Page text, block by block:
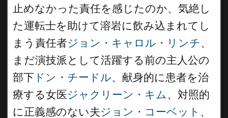
止めなかった責任を感じたのか、気絶し
た運転士を助けて溶岩に飲み込まれてし
まう責任者ジョン・キャロル・リンチ、
まだ演技派として活躍する前の主人公の
部下 ドン・チードル、献身的に患者を治
療する女医ジャクリーン・キム、対照的
に正義感のない夫ジョン・コーベット 、